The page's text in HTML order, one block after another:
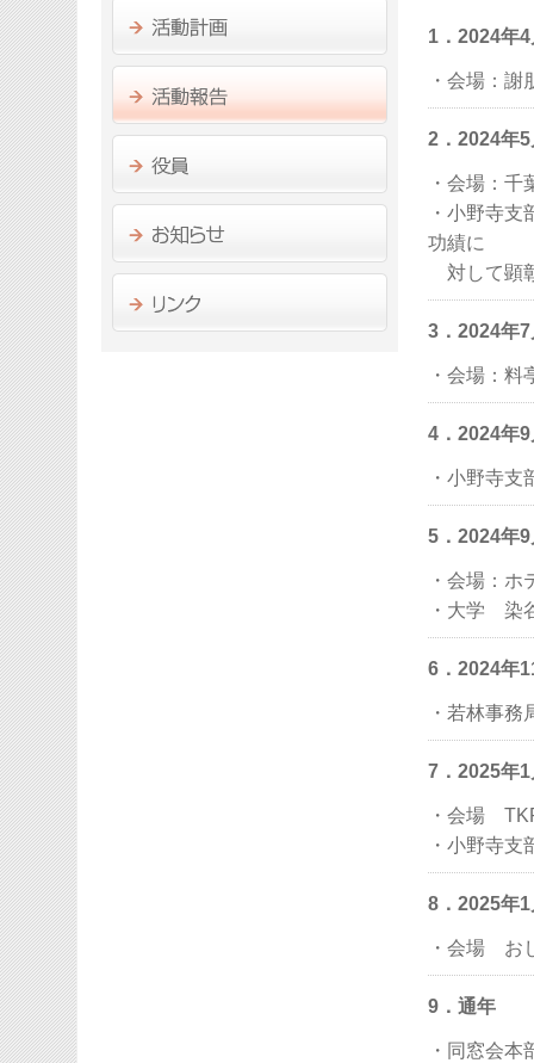
1．2024年
・会場：
2．2024年
・会場：
・小野寺
功績に
対して顕
3．2024年
・会場：
4．2024年
・小野寺支
5．2024年
・会場：
・大学 染
6．2024年
・若林事務
7．2025年
・会場
・小野寺
8．2025年
・会場 お
9．通年
・同窓会